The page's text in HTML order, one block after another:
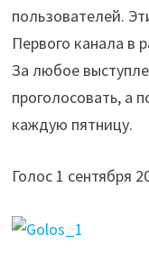
пользователей.
Первого канала в
За любое
проголосовать, а
каждую пятницу.
Голос 1 сентября